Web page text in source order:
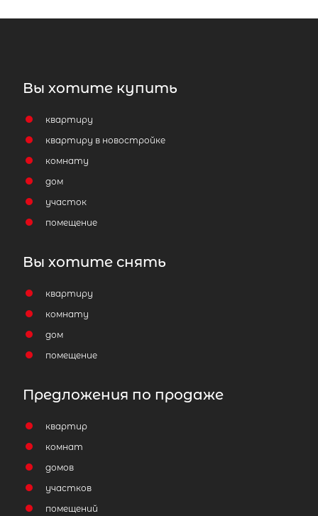
Вы хотите купить
квартиру
квартиру в новостройке
комнату
дом
участок
помещение
Вы хотите снять
квартиру
комнату
дом
помещение
Предложения по продаже
квартир
комнат
домов
участков
помещений